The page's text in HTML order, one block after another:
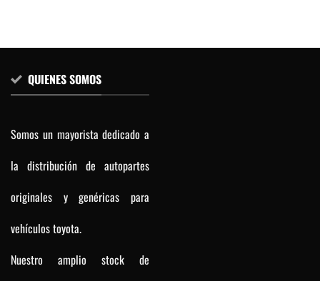
QUIENES SOMOS
Somos un mayorista dedicado a
la distribución de autopartes
originales y genéricas para
vehículos toyota.
Nuestro amplio stock de